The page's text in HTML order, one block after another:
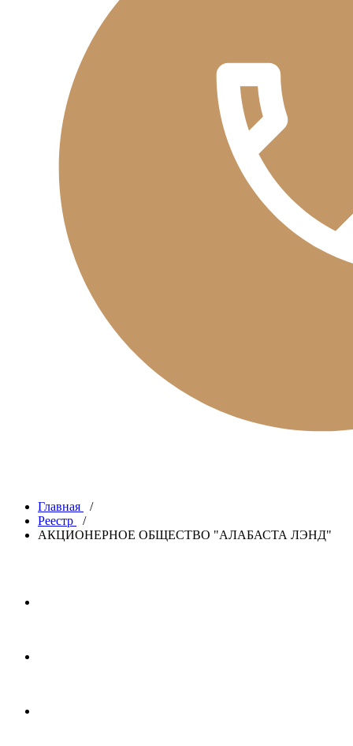
Главная
/
Реестр
/
АКЦИОНЕРНОЕ ОБЩЕСТВО "АЛАБАСТА ЛЭНД"